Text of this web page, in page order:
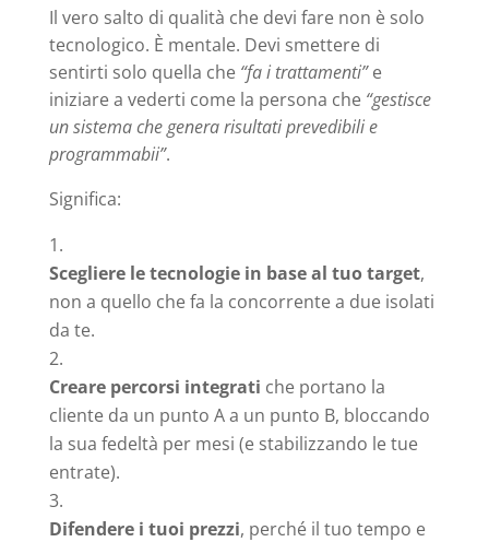
Il vero salto di qualità che devi fare non è solo
tecnologico. È mentale. Devi smettere di
sentirti solo quella che “fa i trattamenti”e
iniziare a vederti come la persona che “gestisce
un sistema che genera risultati prevedibili e
programmabii”.
Significa:
Scegliere le tecnologie in base al tuo target,
non a quello che fa la concorrente a due isolati
da te.
Creare percorsi integrati che portano la
cliente da un punto A a un punto B, bloccando
la sua fedeltà per mesi (e stabilizzando le tue
entrate).
Difendere i tuoi prezzi, perché il tuo tempo e